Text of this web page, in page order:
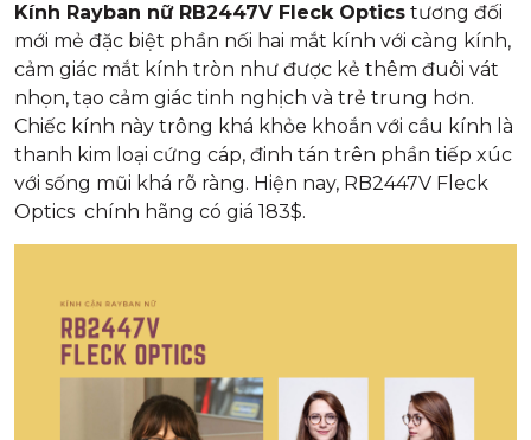
Kính Rayban nữ RB2447V Fleck Optics tương đối
mới mẻ đặc biệt phần nối hai mắt kính với càng kính,
cảm giác mắt kính tròn như được kẻ thêm đuôi vát
nhọn, tạo cảm giác tinh nghịch và trẻ trung hơn.
Chiếc kính này trông khá khỏe khoắn với cầu kính là
thanh kim loại cứng cáp, đinh tán trên phần tiếp xúc
với sống mũi khá rõ ràng. Hiện nay, RB2447V Fleck
Optics chính hãng có giá 183$.